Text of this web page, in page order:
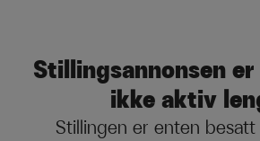
Stillingsannonsen
ikke aktiv
Stillingen er enten besatt